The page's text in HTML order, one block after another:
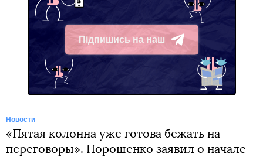
Підпишись на наш
Telegram
Новости
«Пятая колонна уже готова бежать на
переговоры». Порошенко заявил о начале